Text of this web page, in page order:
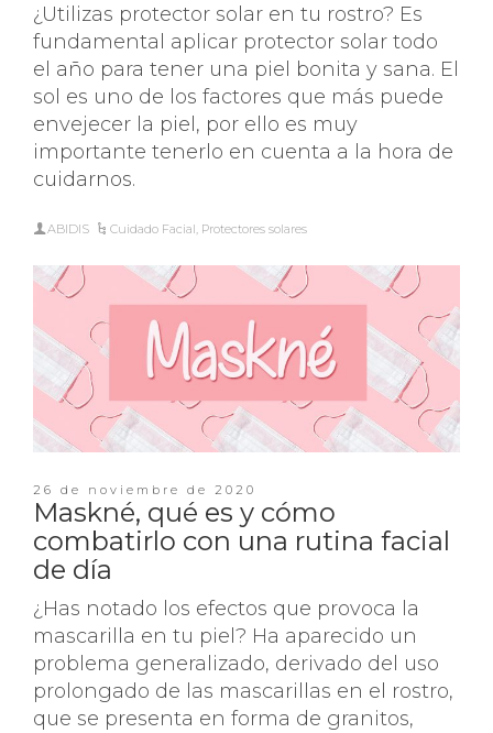
¿Utilizas protector solar en tu rostro? Es
fundamental aplicar protector solar todo
el año para tener una piel bonita y sana. El
sol es uno de los factores que más puede
envejecer la piel, por ello es muy
importante tenerlo en cuenta a la hora de
cuidarnos.
ABIDIS Cuidado Facial Protectores solares
26 de noviembre de 2020
Maskné, qué es y cómo
combatirlo con una rutina facial
de día
¿Has notado los efectos que provoca la
mascarilla en tu piel? Ha aparecido un
problema generalizado, derivado del uso
prolongado de las mascarillas en el rostro,
que se presenta en forma de granitos,